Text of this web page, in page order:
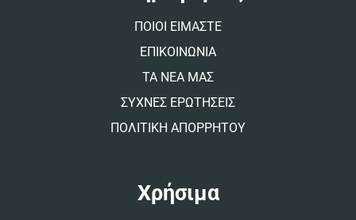
ΠΟΙΟΙ ΕΙΜΑΣΤΕ
ΕΠΙΚΟΙΝΩΝΙΑ
ΤΑ ΝΕΑ ΜΑΣ
ΣΥΧΝΕΣ ΕΡΩΤΗΣΕΙΣ
ΠΟΛΙΤΙΚΗ ΑΠΟΡΡΗΤΟΥ
Χρήσιμα